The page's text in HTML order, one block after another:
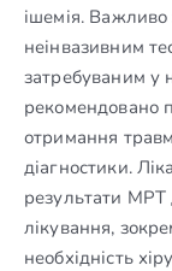
ішемія.
неінвазивним
затребуваним у
рекомендовано
отримання
діагностики.
результати
лікування,
необхідність